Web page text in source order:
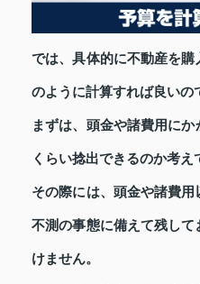
では、具体的に不動産を
のように計算すれば良いの
まずは、頭金や諸費用に
くらい捻出できるのか考え
その際には、頭金や諸費
不測の事態に備えて残し
けません。